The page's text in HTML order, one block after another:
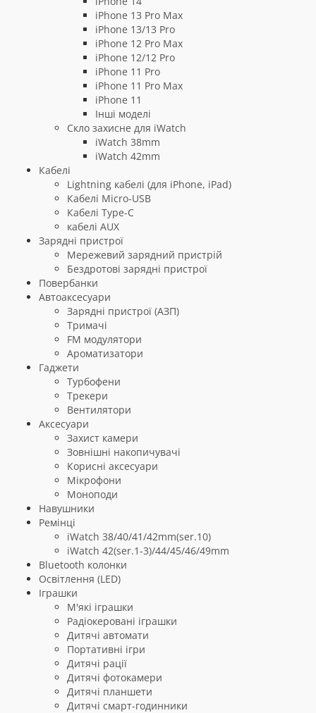
iPhone 13 Pro Max
iPhone 13/13 Pro
iPhone 12 Pro Max
iPhone 12/12 Pro
iPhone 11 Pro
iPhone 11 Pro Max
iPhone 11
Інші моделі
Скло захисне для iWatch
iWatch 38mm
iWatch 42mm
Кабелі
Lightning кабелі (для iPhone, iPad)
Кабелі Micro-USB
Кабелі Type-C
кабелі AUX
Зарядні пристрої
Мережевий зарядний пристрій
Бездротові зарядні пристрої
Повербанки
Автоаксесуари
Зарядні пристрої (АЗП)
Тримачі
FM модулятори
Ароматизатори
Гаджети
Турбофени
Трекери
Вентилятори
Aксесуари
Захист камери
Зовнішні накопичувачі
Корисні аксесуари
Мікрофони
Моноподи
Навушники
Ремінці
iWatch 38/40/41/42mm(ser.10)
iWatch 42(ser.1-3)/44/45/46/49mm
Bluetooth колонки
Освітлення (LED)
Іграшки
М'які іграшки
Радіокеровані іграшки
Дитячі автомати
Портативні ігри
Дитячі рації
Дитячі фотокамери
Дитячі планшети
Дитячі смарт-годинники